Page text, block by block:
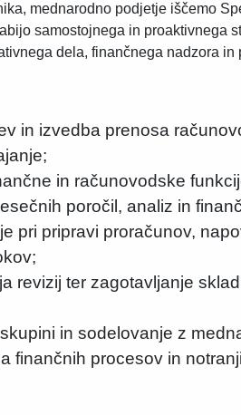
mednarodno podjetje iščemo
samostojnega in proaktivnega
dela, finančnega nadzora in
in izvedba prenosa
in računovodske
poročil, analiz in
pri pripravi proračunov,
revizij ter zagotavljanje
in sodelovanje z
finančnih procesov in